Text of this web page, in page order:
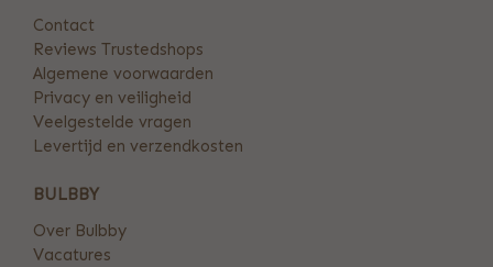
Contact
Reviews Trustedshops
Algemene voorwaarden
Privacy en veiligheid
Veelgestelde vragen
Levertijd en verzendkosten
BULBBY
Over Bulbby
Vacatures